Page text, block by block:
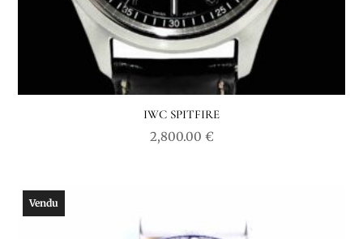
IWC SPITFIRE
2,800.00 €
Vendu